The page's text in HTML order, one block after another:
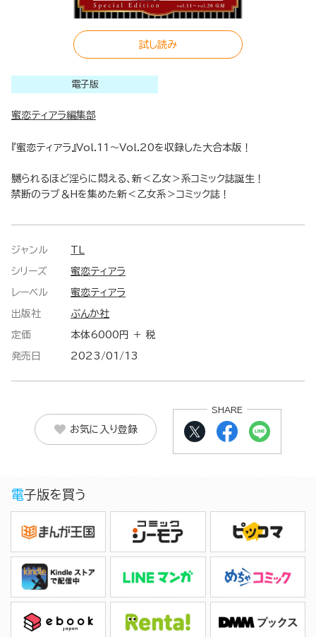
試し読み
電子版
蜜恋ティアラ編集部
『蜜恋ティアラ』Vol.11～Vol.20を収録した大合本版！
嬲られるほど淫らに悶える、新＜乙女＞系コミック誌誕生！
禁断のラブ＆Hを集めた新＜乙女系＞コミック誌！
ジャンル
シリーズ 蜜恋ティアラ
レーベル 蜜恋ティアラ
出版社 ぶんか社
定価 本体6000円 ＋ 税
発売日 2023/01/13
お気に入り登録
SHARE
電子版を買う